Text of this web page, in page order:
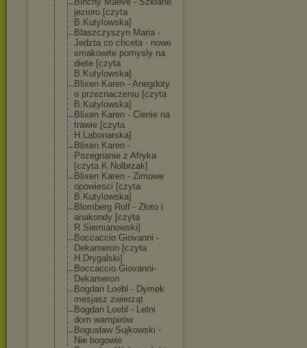
jezioro [czyta
B.Kutylowska]
Blaszczyszyn Maria -
Jedzta co chceta - nowe
smakowite pomysly na
diete [czyta
B.Kutylowska]
Blixen Karen - Anegdoty
o przeznaczeniu [czyta
B.Kutylowska]
Blixen Karen - Cienie na
trawie [czyta
H.Labonarska]
Blixen Karen -
Pozegnanie z Afryka
[czyta K.Nolbrzak]
Blixen Karen - Zimowe
opowiesci [czyta
B.Kutylowska]
Blomberg Rolf - Zloto i
anakondy [czyta
R.Siemianowski]
Boccaccio Giovanni -
Dekameron [czyta
H.Drygalski]
Boccaccio.Giovanni-
Dekameron
Bogdan Loebl - Dymek
mesjasz zwierząt
Bogdan Loebl - Letni
dom wampirów
Bogusław Sujkowski -
Nie bogowie